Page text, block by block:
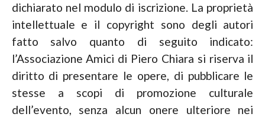
dichiarato nel modulo di iscrizione. La proprietà
intellettuale e il copyright sono degli autori
fatto salvo quanto di seguito indicato:
l’Associazione Amici di Piero Chiara si riserva il
diritto di presentare le opere, di pubblicare le
stesse a scopi di promozione culturale
dell’evento, senza alcun onere ulteriore nei